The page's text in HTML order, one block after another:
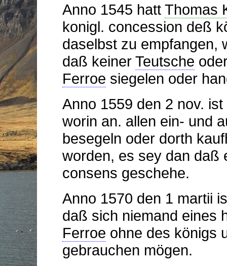
Anno 1545 hatt Thomas
konigl. concession deß
daselbst zu empfangen,
daß keiner Teutsche
Ferroe siegelen oder
Anno 1559 den 2 nov.
worin an. allen ein- und
besegeln oder dorth
worden, es sey dan daß
consens geschehe.
Anno 1570 den 1 martii
daß sich niemand eines
Ferroe ohne des königs
gebrauchen mögen.